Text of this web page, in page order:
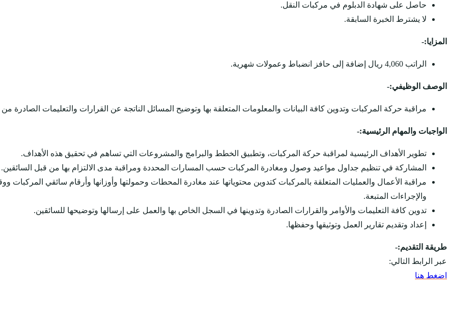
حاصل على شهادة الدبلوم في مركبات النقل.
لا يشترط الخبرة السابقة.
المزايا:-
الراتب 4,060 ريال إضافة إلى حافز انضباط وعمولات شهرية.
الوصف الوظيفي:-
مراقبة حركة المركبات وتدوين كافة البيانات والمعلومات المتعلقة بها وتوضيح المسائل الناتجة عن القرارات والتعليمات الصادرة من
الواجبات والمهام الرئيسية:-
تطوير الأهداف الرئيسية لمراقبة حركة المركبات، وتطبيق الخطط والبرامج والمشروعات التي تساهم في تحقيق هذه الأهداف.
المشاركة في تنظيم جداول مواعيد وصول ومغادرة المركبات حسب المسارات المحددة ومراقبة مدى الالتزام بها من قبل السائقين.
مراقبة الأعمال والعمليات المتعلقة بالمركبات كتدوين محتوياتها عند مغادرة المحطات وحمولتها وأوزانها وأرقام سائقي المركبات
والإجراءات المتبعة.
تدوين كافة التعليمات والأوامر والقرارات الصادرة وتدوينها في السجل الخاص بها والعمل على إرسالها وتوضيحها للسائقين.
إعداد وتقديم تقارير العمل وتوثيقها وحفظها.
طريقة التقديم:-
عبر الرابط التالي:
اضغط هنا